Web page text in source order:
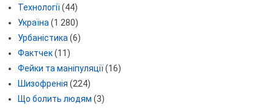
Технології(44)
Україна (1 280)
Урбаністика (6)
Фактчек(11)
Фейки та маніпуляції(16)
Шизофренія (224)
Що болить людям (3)